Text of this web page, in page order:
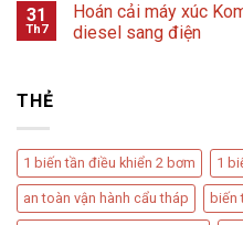
31
Th7
Hoán cải máy xúc
diesel sang điện
THẺ
1 biến tần điều khiển 2 bơm 1
an toàn vận hành cẩu tháp biến